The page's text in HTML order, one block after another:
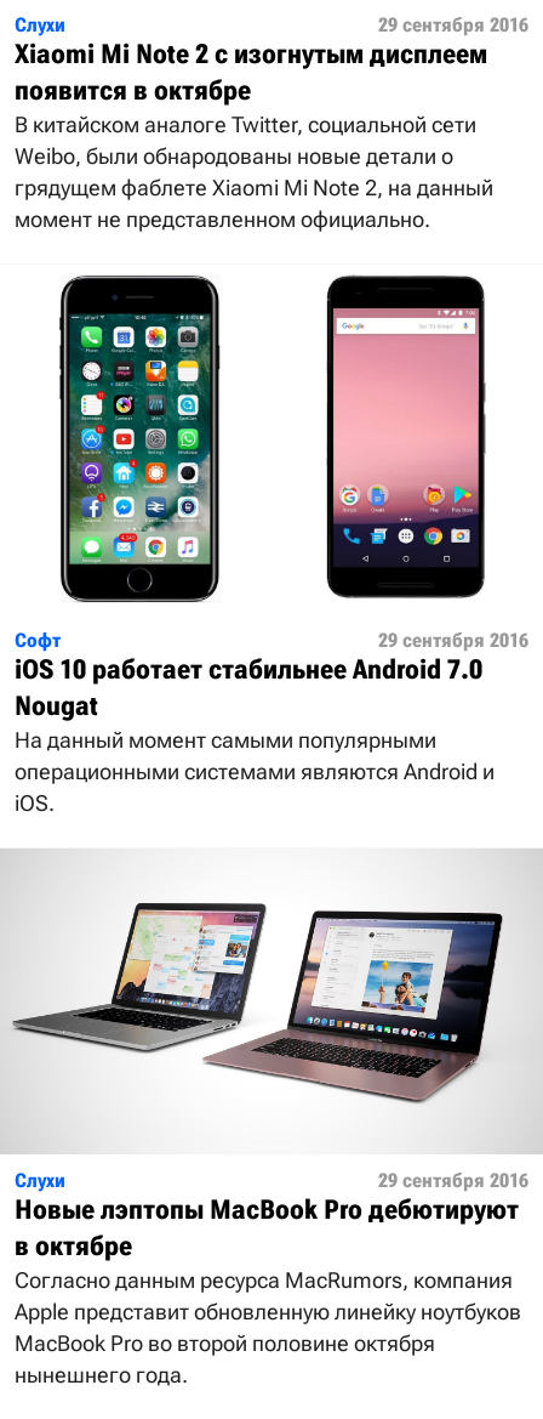
Слухи 29 сентября 2016
Xiaomi Mi Note 2 с изогнутым дисплеем
появится в октябре
В китайском аналоге Twitter, социальной сети
Weibo, были обнародованы новые детали о
грядущем фаблете Xiaomi Mi Note 2, на данный
момент не представленном официально.
Софт 29 сентября 2016
iOS 10 работает стабильнее Android 7.0
Nougat
На данный момент самыми популярными
операционными системами являются Android и
iOS.
Слухи 29 сентября 2016
Новые лэптопы MacBook Pro дебютируют
в октябре
Согласно данным ресурса MacRumors, компания
Apple представит обновленную линейку ноутбуков
MacBook Pro во второй половине октября
нынешнего года.